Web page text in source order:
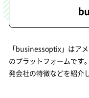
「businessoptix」はア
のプラットフォームで
発会社の特徴などを紹介